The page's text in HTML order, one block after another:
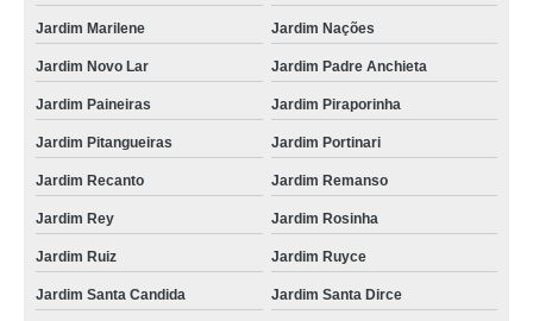
Jardim Marilene Jardim Nações
Jardim Novo Lar Jardim Padre Anchieta
Jardim Paineiras Jardim Piraporinha
Jardim Pitangueiras Jardim Portinari
Jardim Recanto Jardim Remanso
Jardim Rey Jardim Rosinha
Jardim Ruiz Jardim Ruyce
Jardim Santa Candida Jardim Santa Dirce